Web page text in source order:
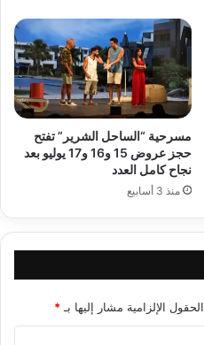
مسرحية “الساحل الشرير” تفتح
حجز عروض 15 و16 و17 يوليو بعد
نجاح كامل العدد
منذ 3 أسابيع
الحقول الإلزامية مشار إليها بـ *